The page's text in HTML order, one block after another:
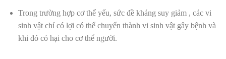
Trong trường hợp cơ thể yếu, sức đề kháng suy giảm , các vi
sinh vật chí có lợi có thể chuyển thành vi sinh vật gây bệnh và
khi đó có hại cho cơ thể người.